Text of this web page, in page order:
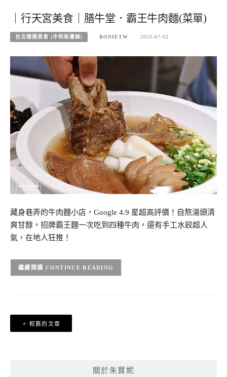
｜行天宮美食｜膳牛堂．霸王牛肉麵(菜單)
台北捷運美食 (中和新蘆線) BONIETW 2025-07-02
藏身巷弄的牛肉麵小店，Google 4.9 星超高評價！自熬湯頭清
爽甘醇，招牌霸王麵一次吃到四種牛肉，還有手工水餃超人
氣，在地人狂推！
CONTINUE READING
文
章
較舊的文章
關於朱寶妮